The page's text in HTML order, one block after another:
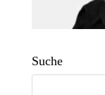
Suche